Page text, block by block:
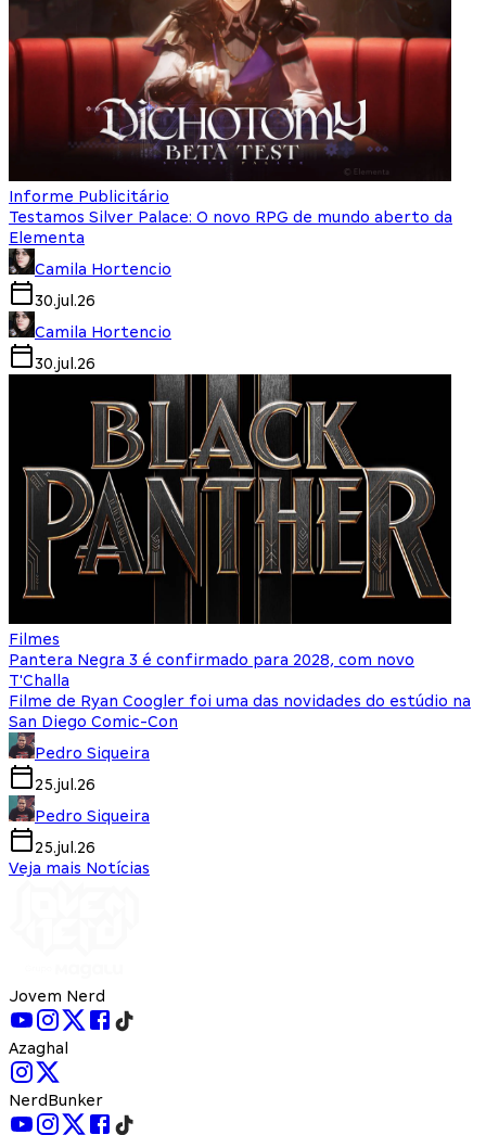
Informe Publicitário
Testamos Silver Palace: O novo RPG de mundo aberto da
Elementa
Camila Hortencio
30.jul.26
Camila Hortencio
30.jul.26
Filmes
Pantera Negra 3 é confirmado para 2028, com novo
T'Challa
Filme de Ryan Coogler foi uma das novidades do estúdio na
San Diego Comic-Con
Pedro Siqueira
25.jul.26
Pedro Siqueira
25.jul.26
Veja mais Notícias
Jovem Nerd
Azaghal
NerdBunker